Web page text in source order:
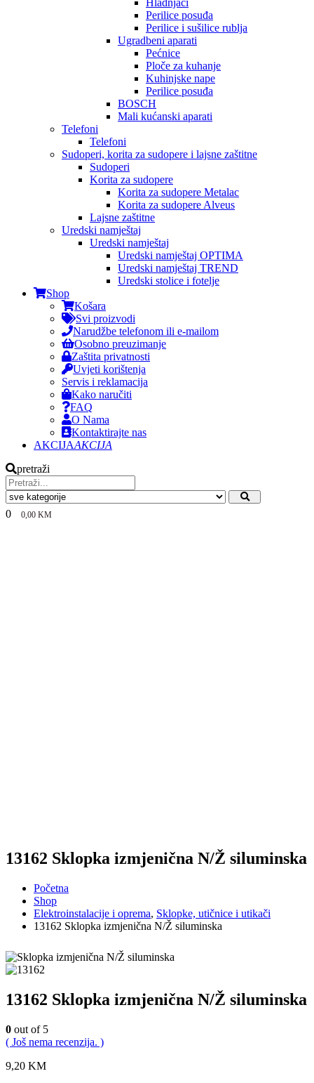
Hladnjaci
Perilice posuđa
Perilice i sušilice rublja
Ugradbeni aparati
Pećnice
Ploče za kuhanje
Kuhinjske nape
Perilice posuđa
BOSCH
Mali kućanski aparati
Telefoni
Telefoni
Sudoperi, korita za sudopere i lajsne zaštitne
Sudoperi
Korita za sudopere
Korita za sudopere Metalac
Korita za sudopere Alveus
Lajsne zaštitne
Uredski namještaj
Uredski namještaj
Uredski namještaj OPTIMA
Uredski namještaj TREND
Uredski stolice i fotelje
Shop
Košara
Svi proizvodi
Narudžbe telefonom ili e-mailom
Osobno preuzimanje
Zaštita privatnosti
Uvjeti korištenja
Servis i reklamacija
Kako naručiti
FAQ
O Nama
Kontaktirajte nas
AKCIJAAKCIJA
pretraži
0 0,00 KM
13162 Sklopka izmjenična N/Ž siluminska
Početna
Shop
Elektroinstalacije i oprema, Sklopke, utičnice i utikači
13162 Sklopka izmjenična N/Ž siluminska
13162 Sklopka izmjenična N/Ž siluminska
0 out of 5
( Još nema recenzija. )
9,20 KM